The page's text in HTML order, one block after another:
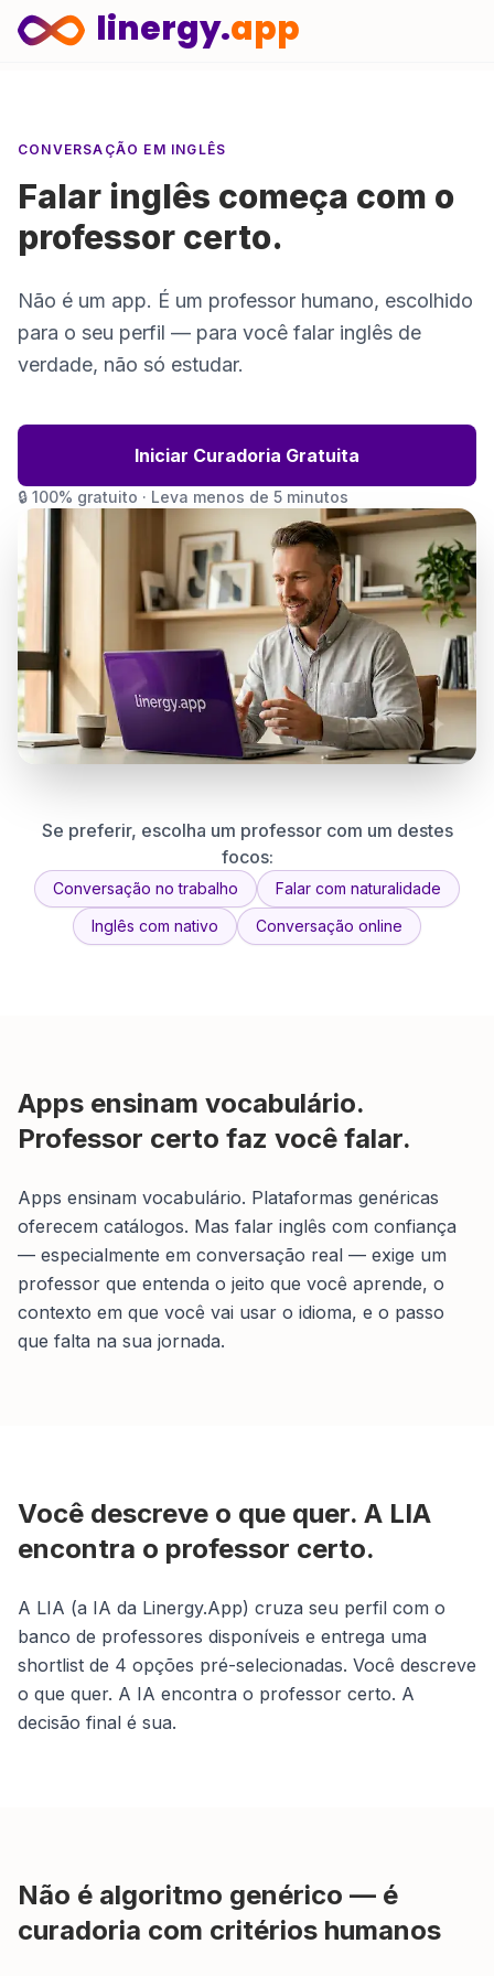
linergy.app
CONVERSAÇÃO EM INGLÊS
Falar inglês começa com o
professor certo.
Não é um app. É um professor humano, escolhido
para o seu perfil — para você falar inglês de
verdade, não só estudar.
Iniciar Curadoria Gratuita
🔒 100% gratuito · Leva menos de 5 minutos
Se preferir, escolha um professor com um destes
focos:
Conversação no trabalho
Falar com naturalidade
Inglês com nativo
Conversação online
Apps ensinam vocabulário.
Professor certo faz você falar.
Apps ensinam vocabulário. Plataformas genéricas
oferecem catálogos. Mas falar inglês com confiança
— especialmente em conversação real — exige um
professor que entenda o jeito que você aprende, o
contexto em que você vai usar o idioma, e o passo
que falta na sua jornada.
Você descreve o que quer. A LIA
encontra o professor certo.
A LIA (a IA da Linergy.App) cruza seu perfil com o
banco de professores disponíveis e entrega uma
shortlist de 4 opções pré-selecionadas. Você descreve
o que quer. A IA encontra o professor certo. A
decisão final é sua.
Não é algoritmo genérico — é
curadoria com critérios humanos